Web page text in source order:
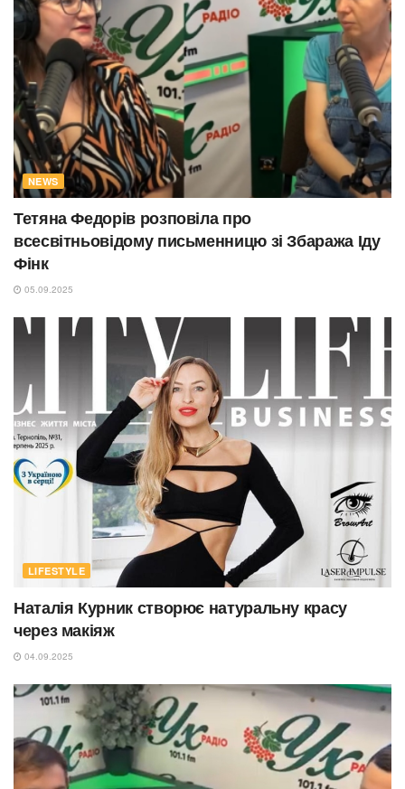
NEWS
Тетяна Федорів розповіла про
всесвітньовідому письменницю зі Збаража Іду
Фінк
05.09.2025
LIFESTYLE
Наталія Курник створює натуральну красу
через макіяж
04.09.2025